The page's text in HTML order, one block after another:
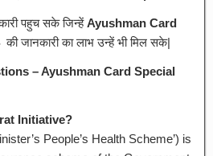
पहुच सके जिन्हेंAyushman Card
की जानकारी का लाभ उन्हें भी मिल सके|
– Ayushman Card Special
Initiative?
People’s Health Scheme’) is